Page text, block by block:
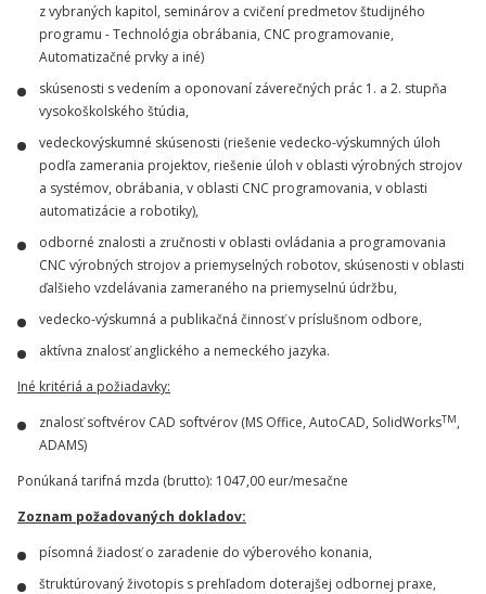
z vybraných kapitol, seminárov a cvičení predmetov študijného
programu - Technológia obrábania, CNC programovanie,
Automatizačné prvky a iné)
skúsenosti s vedením a oponovaní záverečných prác 1. a 2. stupňa
vysokoškolského štúdia,
vedeckovýskumné skúsenosti (riešenie vedecko-výskumných úloh
podľa zamerania projektov, riešenie úloh v oblasti výrobných strojov
a systémov, obrábania, v oblasti CNC programovania, v oblasti
automatizácie a robotiky),
odborné znalosti a zručnosti v oblasti ovládania a programovania
CNC výrobných strojov a priemyselných robotov, skúsenosti v oblasti
ďalšieho vzdelávania zameraného na priemyselnú údržbu,
vedecko-výskumná a publikačná činnosť v príslušnom odbore,
aktívna znalosť anglického a nemeckého jazyka.
Iné kritériá a požiadavky:
znalosť softvérov CAD softvérov (MS Office, AutoCAD, SolidWorksTM,
ADAMS)
Ponúkaná tarifná mzda (brutto): 1047,00 eur/mesačne
Zoznam požadovaných dokladov:
písomná žiadosť o zaradenie do výberového konania,
štruktúrovaný životopis s prehľadom doterajšej odbornej praxe,